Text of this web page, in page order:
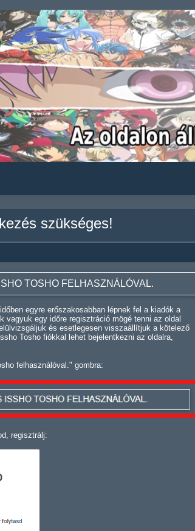
szükséges!
TOSHO FELHASZNÁLÓVAL.
egyre erőszakosabban lépnek fel a kiadók a
vagyuk egy időre regisztráció mögé tenni az oldal
és esetlegesen visszaállítjuk a kötelező
Tosho fiókkal lehet bejelentkezni az oldalra,
felhasználóval." gombra:
regisztrálj: